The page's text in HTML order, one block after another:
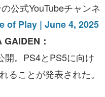
公式YouTubeチャンネ
of Play | June 4, 2025
GAIDEN：
開。PS4とPS5に向け
ることが発表された。